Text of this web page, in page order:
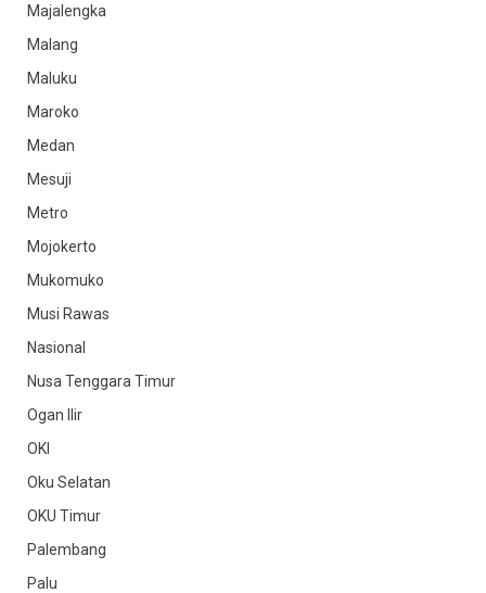
Majalengka
Malang
Maluku
Maroko
Medan
Mesuji
Metro
Mojokerto
Mukomuko
Musi Rawas
Nasional
Nusa Tenggara Timur
Ogan Ilir
OKI
Oku Selatan
OKU Timur
Palembang
Palu